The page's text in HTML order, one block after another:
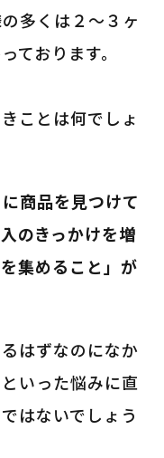
多くは２～３ヶ
ております。
ことは何でしょ
商品を見つけて
のきっかけを増
集めること」が
はずなのになか
いった悩みに直
はないでしょう